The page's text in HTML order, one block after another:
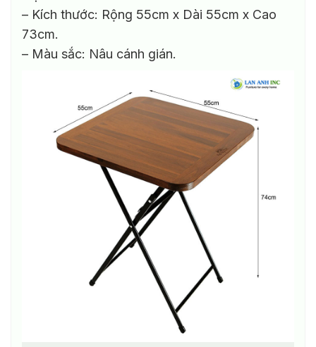
– Kích thước: Rộng 55cm x Dài 55cm x Cao
73cm.
– Màu sắc: Nâu cánh gián.